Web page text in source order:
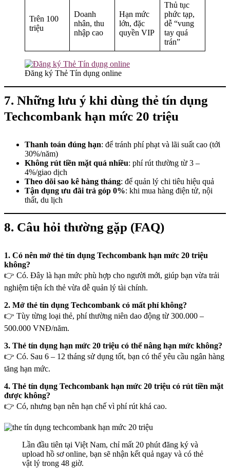
Trên 100
triệu
Doanh
nhân, thu
nhập cao
Hạn mức
lớn, đặc
quyền VIP
Thủ tục
phức tạp,
dễ “vung
tay quá
trán”
Đăng ký Thẻ Tín dụng online
7. Những lưu ý khi dùng thẻ tín dụng
Techcombank hạn mức 20 triệu
Thanh toán đúng hạn: để tránh phí phạt và lãi suất cao (tới
30%/năm)
Không rút tiền mặt quá nhiều: phí rút thường từ 3 –
4%/giao dịch
Theo dõi sao kê hàng tháng: để quản lý chi tiêu hiệu quả
Tận dụng ưu đãi trả góp 0%: khi mua hàng điện tử, nội
thất, du lịch
8. Câu hỏi thường gặp (FAQ)
1. Có nên mở thẻ tín dụng Techcombank hạn mức 20 triệu
không?
👉 Có. Đây là hạn mức phù hợp cho người mới, giúp bạn vừa trải
nghiệm tiện ích thẻ vừa dễ quản lý tài chính.
2. Mở thẻ tín dụng Techcombank có mất phí không?
👉 Tùy từng loại thẻ, phí thường niên dao động từ 300.000 –
500.000 VNĐ/năm.
3. Thẻ tín dụng hạn mức 20 triệu có thể nâng hạn mức không?
👉 Có. Sau 6 – 12 tháng sử dụng tốt, bạn có thể yêu cầu ngân hàng
tăng hạn mức.
4. Thẻ tín dụng Techcombank hạn mức 20 triệu có rút tiền mặt
được không?
👉 Có, nhưng bạn nên hạn chế vì phí rút khá cao.
Lần đầu tiên tại Việt Nam, chỉ mất 20 phút đăng ký và
upload hồ sơ online, bạn sẽ nhận kết quả ngay và có thẻ
vật lý trong 48 giờ.